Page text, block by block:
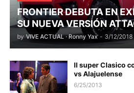
FRONTIER DEBUTA EN
SU NUEVA VERSIÓN
by VIVE ACTUAL · Ronny Yax - 3/12/2018
II super Clasico
vs Alajuelense
6/25/2013